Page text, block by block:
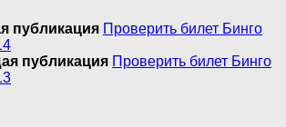
публикация Проверить билет Бинго
публикация Проверить билет Бинго